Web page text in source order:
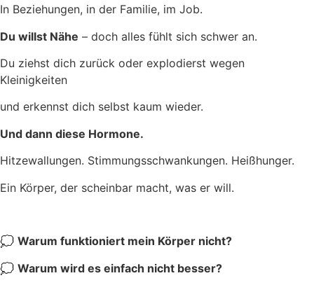
In Beziehungen, in der Familie, im Job.
Du willst Nähe – doch alles fühlt sich schwer an.
Du ziehst dich zurück oder explodierst wegen
Kleinigkeiten
und erkennst dich selbst kaum wieder.
Und dann diese Hormone.
Hitzewallungen. Stimmungsschwankungen. Heißhunger.
Ein Körper, der scheinbar macht, was er will.
💭 Warum funktioniert mein Körper nicht?
💭 Warum wird es einfach nicht besser?